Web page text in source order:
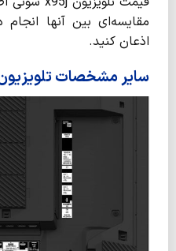
مقایسه‌­ای بین آنها
اذعان کنید.
سایر مشخصات